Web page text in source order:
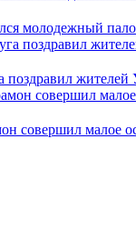
молодежный
жителей
совершил малое